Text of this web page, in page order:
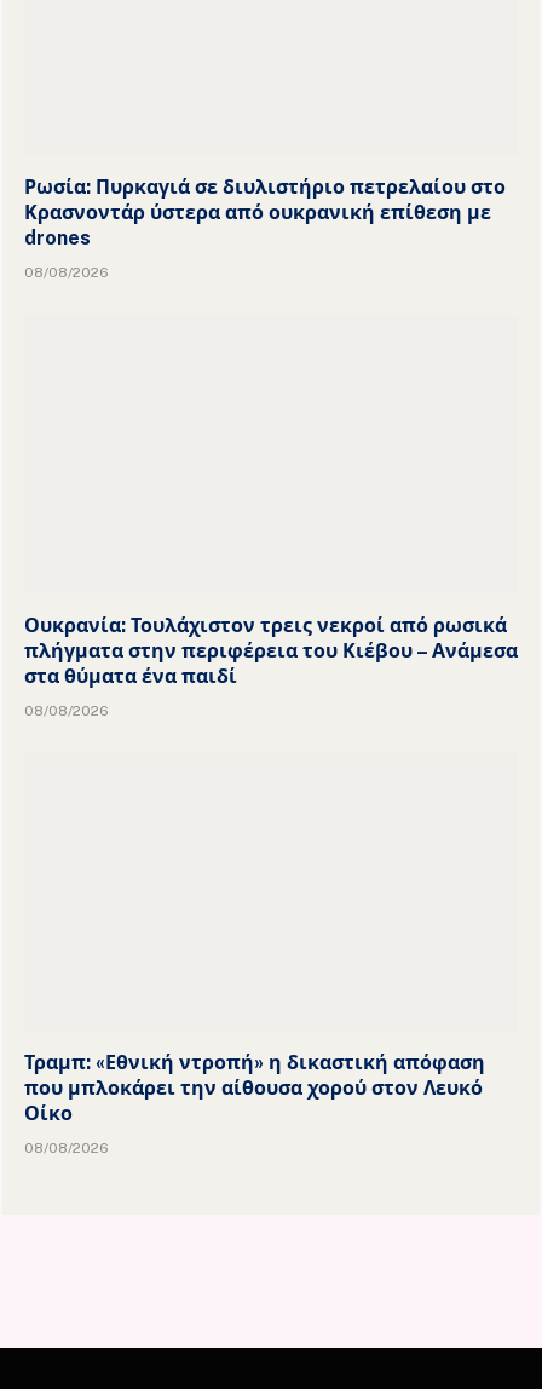
Ρωσία: Πυρκαγιά σε διυλιστήριο πετρελαίου στο
Κρασνοντάρ ύστερα από ουκρανική επίθεση με
drones
08/08/2026
Ουκρανία: Τουλάχιστον τρεις νεκροί από ρωσικά
πλήγματα στην περιφέρεια του Κιέβου – Ανάμεσα
στα θύματα ένα παιδί
08/08/2026
Τραμπ: «Εθνική ντροπή» η δικαστική απόφαση
που μπλοκάρει την αίθουσα χορού στον Λευκό
Οίκο
08/08/2026